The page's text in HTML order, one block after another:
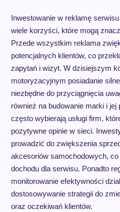
Inwestowanie w reklamę
wiele korzyści, które mogą
Przede wszystkim reklama
potencjalnych klientów, co
zapytań i wizyt. W dzisiejszym
motoryzacyjnym posiadanie
niezbędne do przyciągnięcia
również na budowanie marki i
często wybierają usługi firm,
pozytywne opinie w sieci.
prowadzić do zwiększenia
akcesoriów samochodowych, co
dochodu dla serwisu. Ponadto
monitorowanie efektywności
dostosowywanie strategii do
oraz oczekiwań klientów.